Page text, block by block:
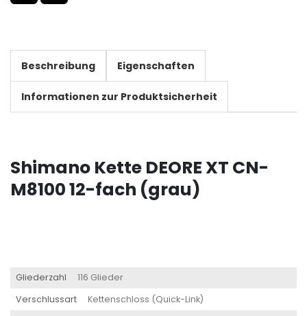
Beschreibung Eigenschaften
Informationen zur Produktsicherheit
Shimano Kette DEORE XT CN-
M8100 12-fach (grau)
Gliederzahl
116 Glieder
Verschlussart
Kettenschloss (Quick-Link)